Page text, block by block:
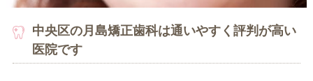
中央区の月島矯正歯科は通いやすく評判が高い
医院です